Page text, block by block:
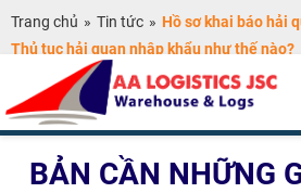
Trang chủ » Tin tức » Hồ sơ khai báo hải
Thủ tục hải quan nhập khẩu như thế nào?
HỒ SƠ KHAI BÁO
BẢN CẦN NHỮNG